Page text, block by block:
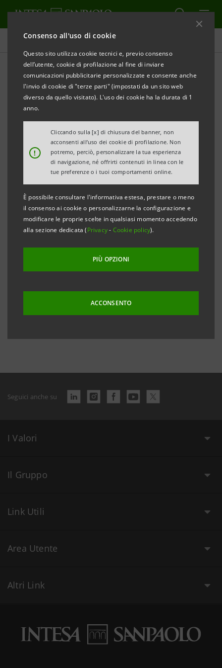
Consenso all'uso di cookie
Questo sito utilizza cookie tecnici e, previo consenso
dell’utente, cookie di profilazione al fine di inviare
comunicazioni pubblicitarie personalizzate e consente anche
l'invio di cookie di "terze parti" (impostati da un sito web
diverso da quello visitato). L'uso dei cookie ha la durata di 1
anno.
!
Cliccando sulla [x] di chiusura del banner, non
acconsenti all’uso dei cookie di profilazione. Non
potremo, perciò, personalizzare la tua esperienza
di navigazione, né offrirti contenuti in linea con le
tue preferenze o i tuoi comportamenti online.
È possibile consultare l'informativa estesa, prestare o meno
il consenso ai cookie o personalizzarne la configurazione e
modificare le proprie scelte in qualsiasi momento accedendo
alla sezione dedicata (Privacy- Cookie policy).
PIÙ OPZIONI
ACCONSENTO
Chi siamo
Presentazione ESG
STAMPA AGGIORNA
2026
Aggiornamento al 30 giugno 2026
Aggiornamento al 31 marzo 2026
Seguici anche su
I Valori
Il Gruppo
Link Utili
Area Utente
Altri Link